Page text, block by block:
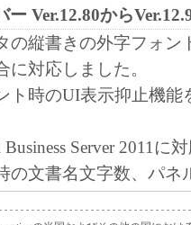
Ver.12.80から
の縦書きの外字フォン
に対応しました。
ト時のUI表示抑止機能
Server 2011に
の文書名文字数、パネ